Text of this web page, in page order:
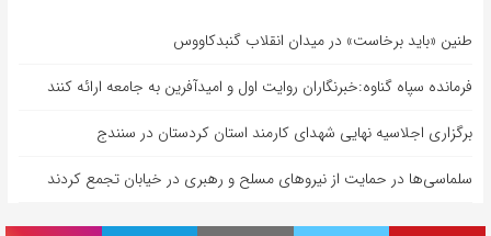
طنین «باید برخاست» در میدان انقلاب گنبدکاووس
فرمانده سپاه گناوه:خبرنگاران روایت اول و امیدآفرین به جامعه ارائه کنند
برگزاری اجلاسیه نهایی شهدای کارمند استان کردستان در سنندج
سلماسی‌ها در حمایت از نیروهای مسلح و رهبری در خیابان تجمع کردند